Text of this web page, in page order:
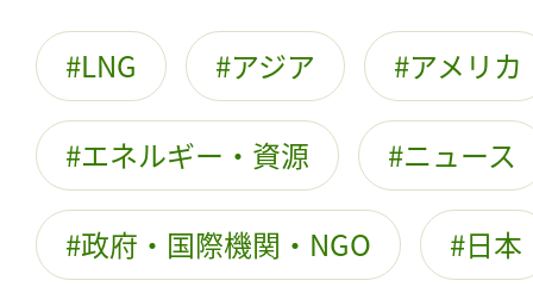
LNG アジア アメリカ
エネルギー・資源 ニュース
政府・国際機関・NGO 日本